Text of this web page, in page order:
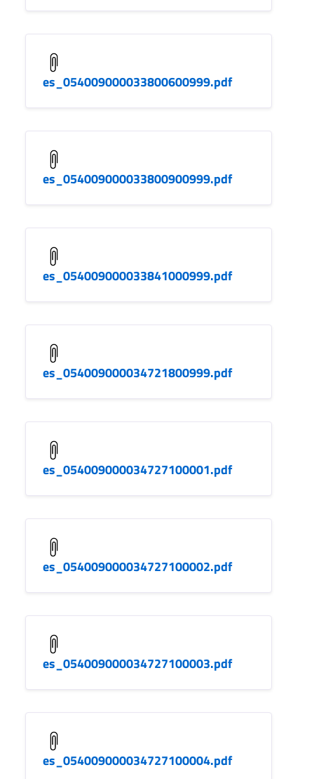
es_054009000033800600999.pdf
es_054009000033800900999.pdf
es_054009000033841000999.pdf
es_054009000034721800999.pdf
es_054009000034727100001.pdf
es_054009000034727100002.pdf
es_054009000034727100003.pdf
es_054009000034727100004.pdf